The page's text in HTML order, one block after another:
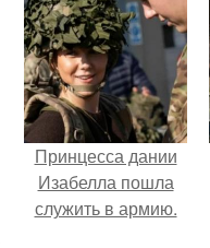
Принцесса дании
Изабелла пошла
служить в армию.